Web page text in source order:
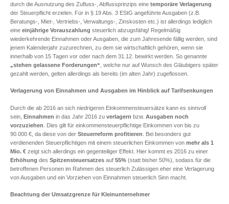
durch die Ausnutzung des Zufluss-, Abflussprinzips eine temporäre Verlagerung
der Steuerpflicht erzielen. Für in § 19 Abs. 3 EStG angeführte Ausgaben (z.B.
Beratungs-, Miet-, Vertriebs-, Verwaltungs-, Zinskosten etc.) ist allerdings lediglich
eine einjährige Vorauszahlung steuerlich abzugsfähig! Regelmäßig
wiederkehrende Einnahmen oder Ausgaben, die zum Jahresende fällig werden, sind
jenem Kalenderjahr zuzurechnen, zu dem sie wirtschaftlich gehören, wenn sie
innerhalb von 15 Tagen vor oder nach dem 31.12. bewirkt werden. So genannte
„stehen gelassene Forderungen“ , welche nur auf Wunsch des Gläubigers später
gezahlt werden, gelten allerdings als bereits (im alten Jahr) zugeflossen.
Verlagerung von Einnahmen und Ausgaben im Hinblick auf Tarifsenkungen
Durch die ab 2016 an sich niedrigeren Einkommensteuersätze kann es sinnvoll
sein, Einnahmen in das Jahr 2016 zu verlagern bzw. Ausgaben noch
vorzuziehen . Dies gilt für einkommensteuerpflichtige Einkommen von bis zu
90.000 €, da diese von der Steuerreform profitieren . Bei besonders gut
verdienenden Steuerpflichtigen mit einem steuerlichen Einkommen von mehr als 1
Mio. € zeigt sich allerdings ein gegenteiliger Effekt. Hier kommt es 2016 zu einer
Erhöhung des Spitzensteuersatzes auf 55% (statt bisher 50%), sodass für die
betroffenen Personen im Rahmen des steuerlich Zulässigen eher eine Verlagerung
von Ausgaben und ein Vorziehen von Einnahmen steuerlich Sinn macht.
Beachtung der Umsatzgrenze für Kleinunternehmer